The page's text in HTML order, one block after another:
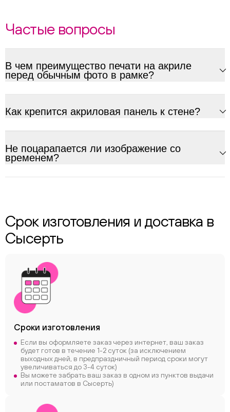
Частые вопросы
В чем преимущество печати на акриле
перед обычным фото в рамке?
Как крепится акриловая панель к стене?
Не поцарапается ли изображение со
временем?
Срок изготовления и доставка в
Сысерть
Сроки изготовления
Если вы оформляете заказ через интернет, ваш заказ
будет готов в течение 1-2 суток (за исключением
выходных дней, в предпраздничный период сроки могут
увеличиваться до 3-4 суток)
Вы можете забрать ваш заказ в одном из пунктов выдачи
или постаматов в Сысерть)